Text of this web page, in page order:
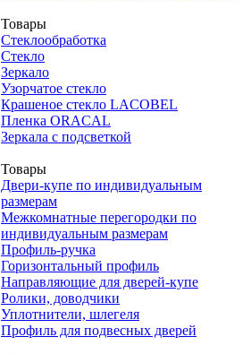
Товары
Стеклообработка
Стекло
Зеркало
Узорчатое стекло
Крашеное стекло LACOBEL
Пленка ORACAL
Зеркала с подсветкой
Товары
Двери-купе по индивидуальным
размерам
Межкомнатные перегородки по
индивидуальным размерам
Профиль-ручка
Горизонтальный профиль
Направляющие для дверей-купе
Ролики, доводчики
Уплотнители, шлегеля
Профиль для подвесных дверей